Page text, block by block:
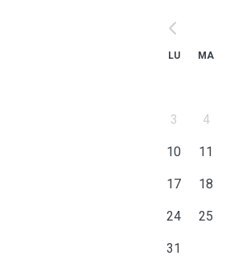
LU MA
3 4
10 11
17 18
24 25
31